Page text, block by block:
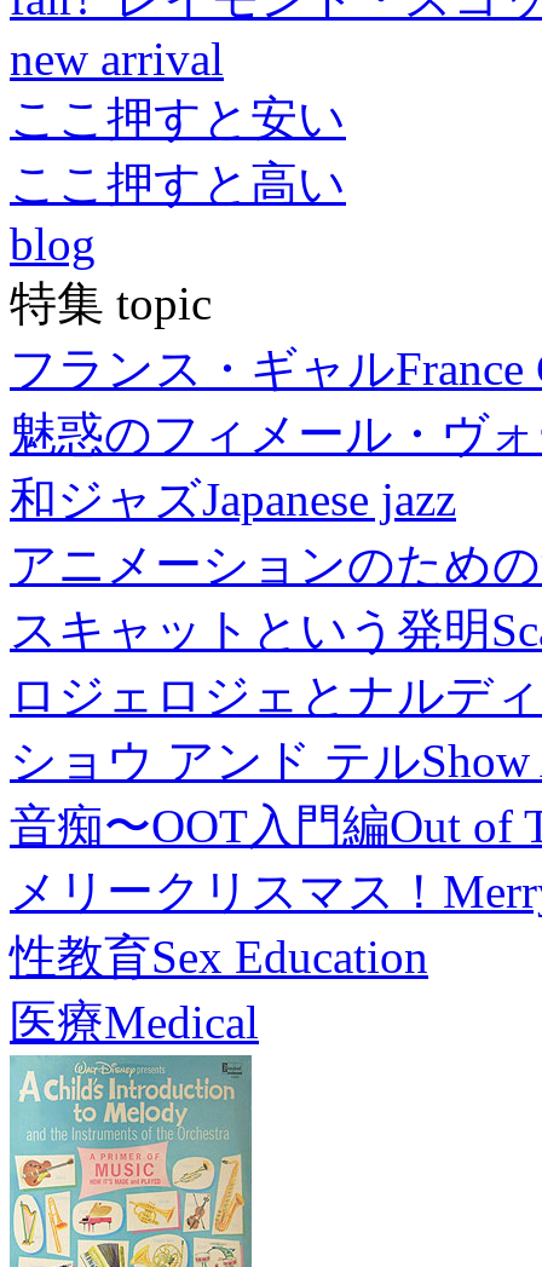
new arrival
ここ押すと安い
ここ押すと高い
blog
特集 topic
フランス・ギャルFrance
魅惑のフィメール・ヴ
和ジャズJapanese jazz
アニメーションのため
スキャットという発明
ロジェロジェとナルデ
ショウ アンド テル
音痴〜OOT入門編Out of
メリークリスマス！
性教育Sex Education
医療Medical